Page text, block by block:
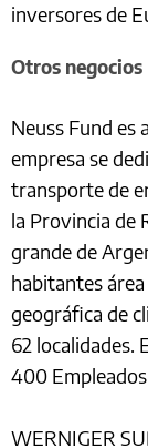
inversores de
Otros negocios
Neuss Fund es
empresa se
transporte de
la Provincia de
grande de
habitantes
geográfica de
62 localidades.
400
WERNIGER